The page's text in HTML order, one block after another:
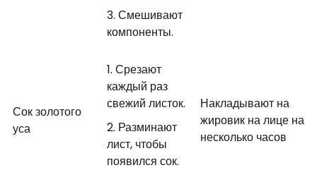
Смешивают
компоненты.
Сок золотого
уса
Срезают
каждый раз
свежий листок.
Разминают
лист, чтобы
появился сок.
Накладывают на
жировик на лице на
несколько часов